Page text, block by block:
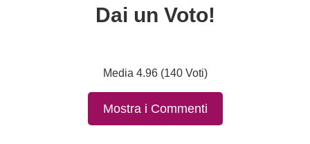
Dai un Voto!
Media 4.96 (140 Voti)
Mostra i Commenti